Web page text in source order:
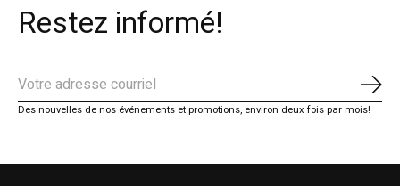
Restez informé!
Des nouvelles de nos événements et promotions, environ deux fois par mois!